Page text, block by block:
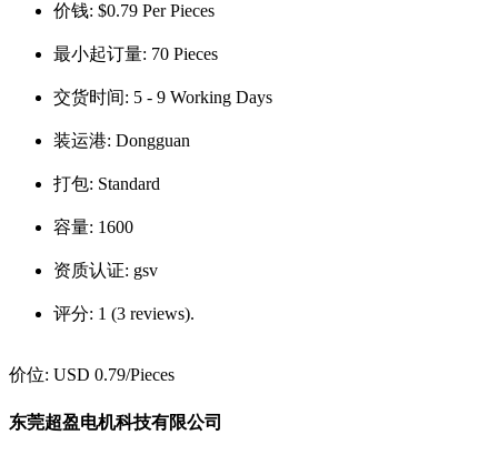
价钱: $0.79 Per Pieces
最小起订量: 70 Pieces
交货时间: 5 - 9 Working Days
装运港: Dongguan
打包: Standard
容量: 1600
资质认证: gsv
评分: 1 (3 reviews).
价位: USD 0.79/Pieces
东莞超盈电机科技有限公司